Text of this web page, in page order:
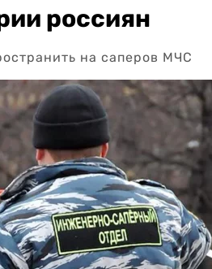
россиян
на саперов МЧС